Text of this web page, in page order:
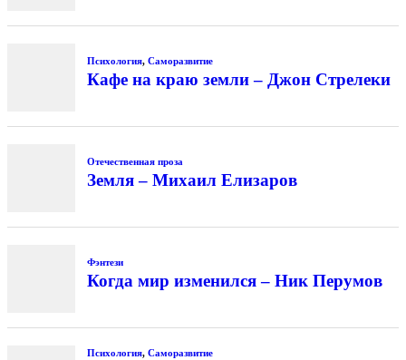
Психология, Саморазвитие
Кафе на краю земли – Джон Стрелеки
Отечественная проза
Земля – Михаил Елизаров
Фэнтези
Когда мир изменился – Ник Перумов
Психология, Саморазвитие